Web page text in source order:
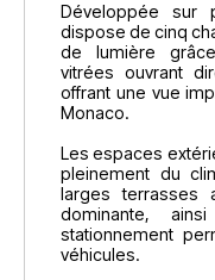
Développée sur
dispose de cinq
de lumière
vitrées ouvrant
offrant une vue
Monaco.
Les espaces
pleinement du
larges terrasses
dominante,
stationnement
véhicules.